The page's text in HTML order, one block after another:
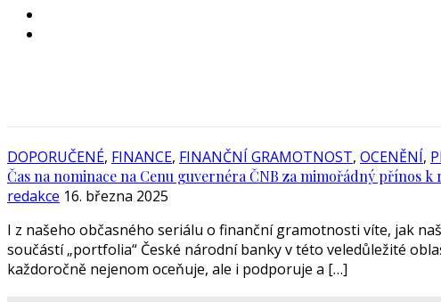
DOPORUČENÉ, FINANCE, FINANČNÍ GRAMOTNOST, OCENĚNÍ,
Čas na nominace na Cenu guvernéra ČNB za mimořádný přínos
redakce 16. března 2025
I z našeho občasného seriálu o finanční gramotnosti víte, jak
součástí „portfolia“ České národní banky v této veledůležité
každoročně nejenom oceňuje, ale i podporuje a […]